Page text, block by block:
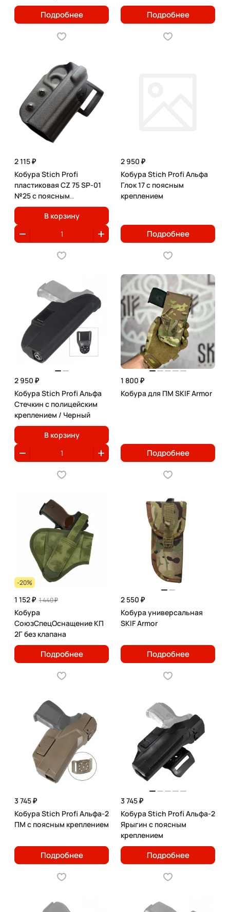
изменением угла наклона
Подробнее Подробнее
2 115 ₽
Кобура Stich Profi
пластиковая CZ 75 SP-01
№25 с поясным
креплением / Черный
В корзину
2 950 ₽
Кобура Stich Profi Альфа
Глок 17 с поясным
креплением
Подробнее
2 950 ₽
Кобура Stich Profi Альфа
Стечкин с полицейским
креплением / Черный
В корзину
1 800 ₽
Кобура для ПМ SKIF Armor
Подробнее
-20%
1 152 ₽ 1 440 ₽
Кобура
СоюзСпецОснащение КП
2Г без клапана
Подробнее
2 550 ₽
Кобура универсальная
SKIF Armor
Подробнее
3 745 ₽
Кобура Stich Profi Альфа-2
ПМ с поясным креплением
Подробнее
3 745 ₽
Кобура Stich Profi Альфа-2
Ярыгин с поясным
креплением
Подробнее